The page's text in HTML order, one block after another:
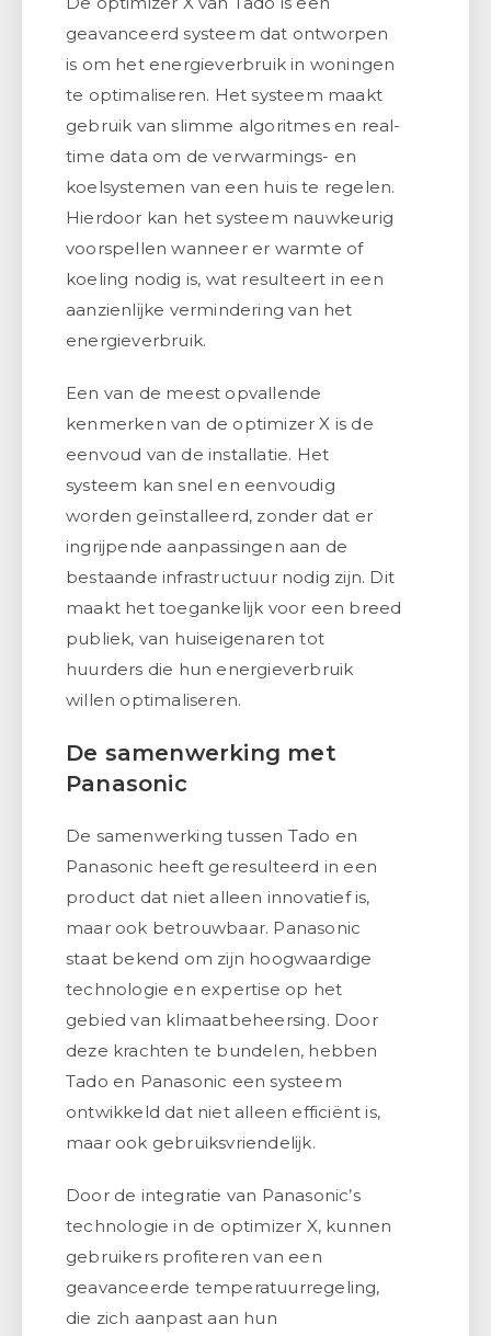
geavanceerd systeem dat ontworpen
is om het energieverbruik in woningen
te optimaliseren. Het systeem maakt
gebruik van slimme algoritmes en real-
time data om de verwarmings- en
koelsystemen van een huis te regelen.
Hierdoor kan het systeem nauwkeurig
voorspellen wanneer er warmte of
koeling nodig is, wat resulteert in een
aanzienlijke vermindering van het
energieverbruik.
Een van de meest opvallende
kenmerken van de optimizer X is de
eenvoud van de installatie. Het
systeem kan snel en eenvoudig
worden geïnstalleerd, zonder dat er
ingrijpende aanpassingen aan de
bestaande infrastructuur nodig zijn. Dit
maakt het toegankelijk voor een breed
publiek, van huiseigenaren tot
huurders die hun energieverbruik
willen optimaliseren.
De samenwerking met
Panasonic
De samenwerking tussen Tado en
Panasonic heeft geresulteerd in een
product dat niet alleen innovatief is,
maar ook betrouwbaar. Panasonic
staat bekend om zijn hoogwaardige
technologie en expertise op het
gebied van klimaatbeheersing. Door
deze krachten te bundelen, hebben
Tado en Panasonic een systeem
ontwikkeld dat niet alleen efficiënt is,
maar ook gebruiksvriendelijk.
Door de integratie van Panasonic’s
technologie in de optimizer X, kunnen
gebruikers profiteren van een
geavanceerde temperatuurregeling,
die zich aanpast aan hun